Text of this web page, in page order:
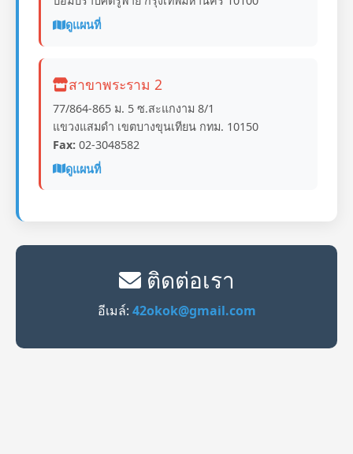
ดูแผนที่
สาขาพระราม 2
77/864-865 ม. 5 ซ.สะแกงาม 8/1
แขวงแสมดำ เขตบางขุนเทียน กทม. 10150
Fax: 02-3048582
ดูแผนที่
ติดต่อเรา
อีเมล์: 42okok@gmail.com